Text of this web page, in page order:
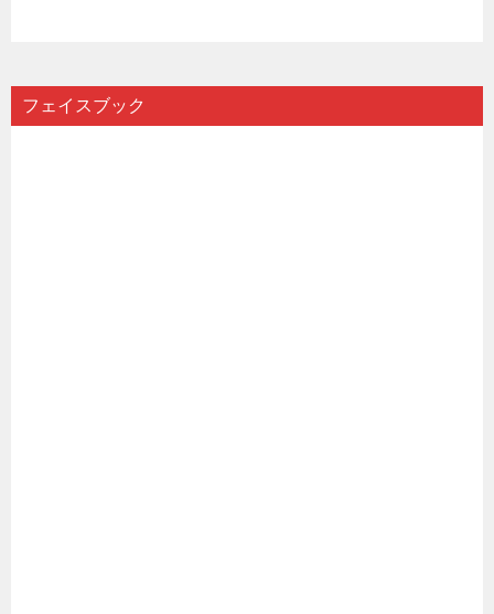
ン
フェイスブック